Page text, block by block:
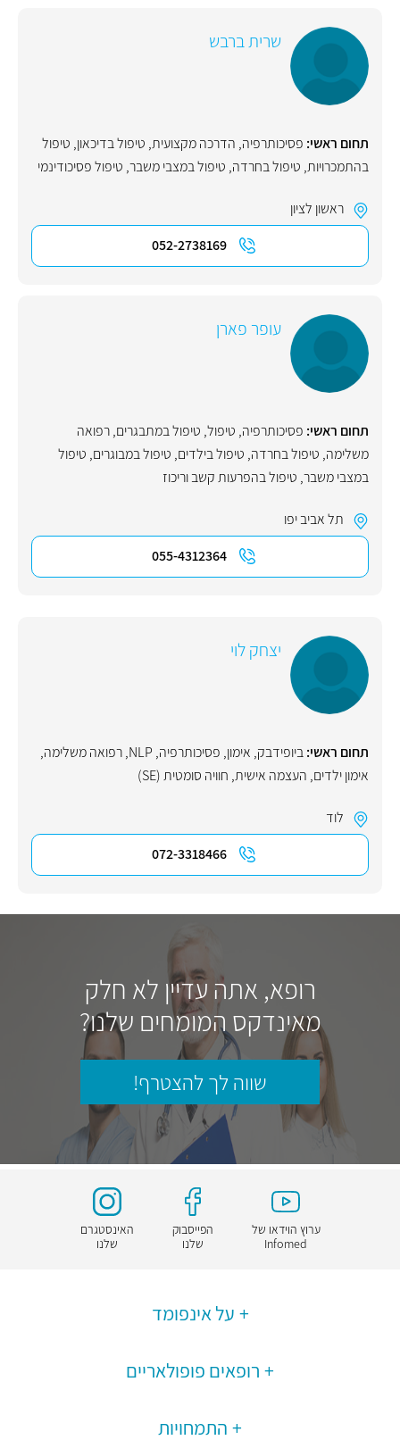
שרית ברבש
תחום ראשי: פסיכותרפיה, הדרכה מקצועית, טיפול בדיכאון, טיפול
בהתמכרויות, טיפול בחרדה, טיפול במצבי משבר, טיפול פסיכודינמי
ראשון לציון
052-2738169
עופר פארן
תחום ראשי: פסיכותרפיה, טיפול, טיפול במתבגרים,רפואה
משלימה, טיפול בחרדה, טיפול בילדים, טיפול במבוגרים, טיפול
במצבי משבר, טיפול בהפרעות קשב וריכוז
תל אביב יפו
055-4312364
יצחק לוי
תחום ראשי:ביופידבק, אימון, פסיכותרפיה,
NLP
,רפואה משלימה,
אימון ילדים, העצמה אישית, חוויה סומטית (SE)
לוד
072-3318466
רופא, אתה עדיין לא חלק
מאינדקס המומחים שלנו?
שווה לך להצטרף!
ערוץ הוידאו של
Infomed
הפייסבוק
שלנו
האינסטגרם
שלנו
על אינפומד
רופאים פופולאריים
התמחויות